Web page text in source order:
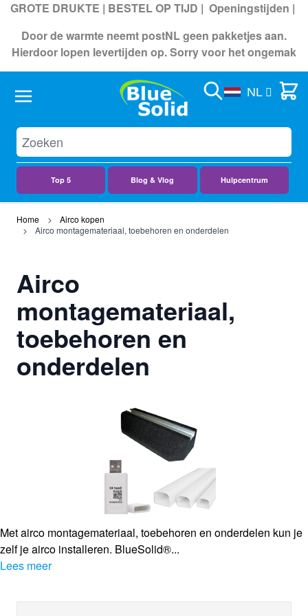
GROTE DRUKTE | BESTEL OP TIJD | Openingstijden |
Door de warmte neemt postNL geen pakketjes aan.
Hierdoor lopen levertijden op. Sorry voor het ongemak
Top 5 Blog & Vlog Hulpcentrum
Search NL Cart
Home
Airco kopen
Airco montagemateriaal, toebehoren en onderdelen
Airco
montagemateriaal,
toebehoren en
onderdelen
Met airco montagemateriaal, toebehoren en onderdelen kun je
zelf je airco installeren. BlueSolid®...
Lees meer